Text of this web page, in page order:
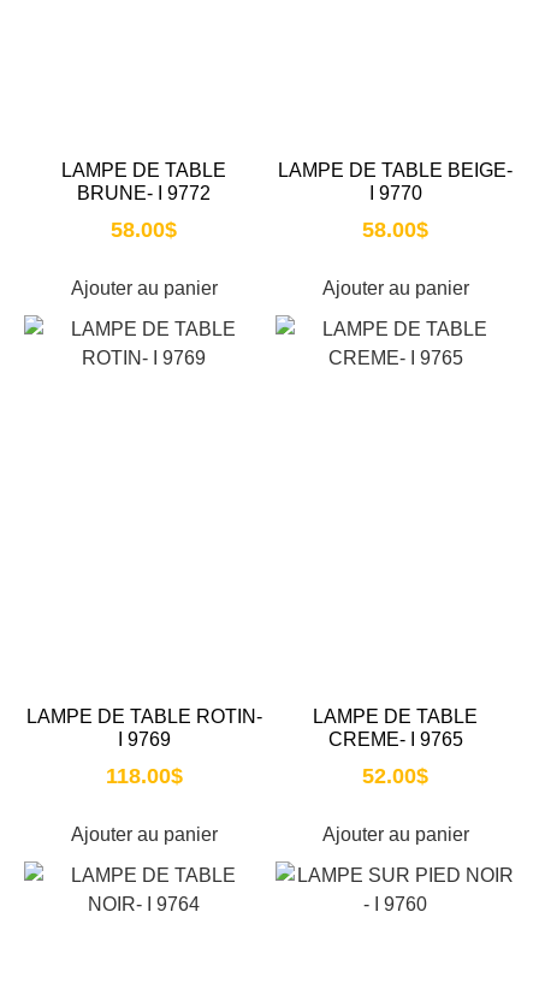
LAMPE DE TABLE
BRUNE- I 9772
58.00$
Ajouter au panier
LAMPE DE TABLE BEIGE-
I 9770
58.00$
Ajouter au panier
LAMPE DE TABLE ROTIN-
I 9769
118.00$
Ajouter au panier
LAMPE DE TABLE
CREME- I 9765
52.00$
Ajouter au panier